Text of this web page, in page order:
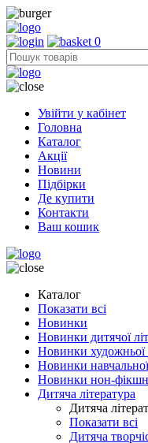
0
Увійти у кабінет
Головна
Каталог
Акції
Новини
Підбірки
Де купити
Контакти
Ваш кошик
Каталог
Показати всі
Новинки
Новинки дитячої
Новинки художньої
Новинки
Новинки нон-фікшн
Дитяча література
Дитяча
Показати всі
Дитяча